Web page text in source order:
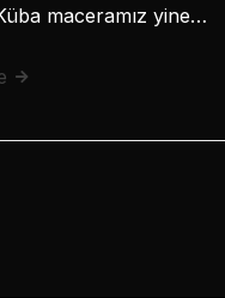
maceramız yine…